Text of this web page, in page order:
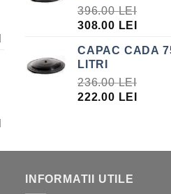
ESTE:
ESTE:
396.00LEI
PREȚUL
A
FOST:
396.00 LEI.
308.00 LEI
CAPAC CADA
LITRI
236.00LEI
PREȚUL
236.00 LEI.
222.00 LEI
INFORMATII UTILE